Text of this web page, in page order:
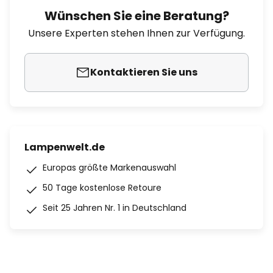
Wünschen Sie eine Beratung?
Unsere Experten stehen Ihnen zur Verfügung.
Kontaktieren Sie uns
Lampenwelt.de
Europas größte Markenauswahl
50 Tage kostenlose Retoure
Seit 25 Jahren Nr. 1 in Deutschland